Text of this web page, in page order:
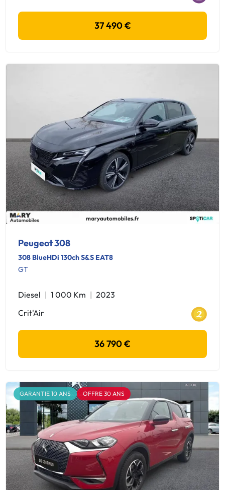
37 490 €
Peugeot 308
308 BlueHDi 130ch S&S EAT8
GT
Diesel 1 000 Km
2023
Crit'Air
36 790 €
GARANTIE 10 ANS OFFRE 30 ANS